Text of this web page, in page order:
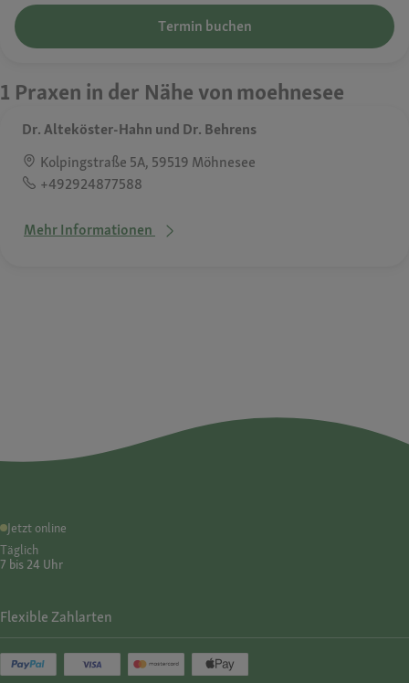
Termin buchen
1 Praxen in der Nähe von moehnesee
Dr. Alteköster-Hahn und Dr. Behrens
Kolpingstraße 5A, 59519 Möhnesee
+492924877588
Mehr Informationen
Jetzt online
Täglich
7 bis 24 Uhr
Flexible Zahlarten